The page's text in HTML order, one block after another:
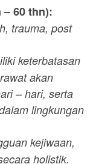
– 60 thn):
trauma, post
keterbatasan
akan
– hari, serta
lingkungan
kejiwaan,
holistik.